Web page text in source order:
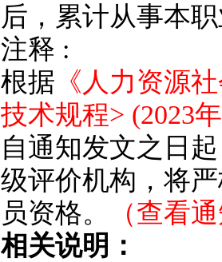
后，累计从事本
注释 :
根据 《人力资源
技术规程> (2023
自通知发文之日
级评价机构，将
员资格。
（查看
相关说明：